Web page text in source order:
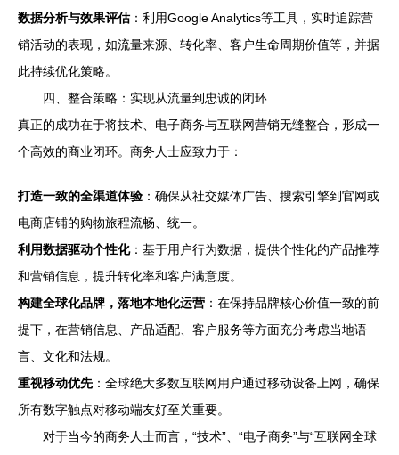
数据分析与效果评估：利用Google Analytics等工具，实时追踪营
销活动的表现，如流量来源、转化率、客户生命周期价值等，并据
此持续优化策略。
四、整合策略：实现从流量到忠诚的闭环
真正的成功在于将技术、电子商务与互联网营销无缝整合，形成一
个高效的商业闭环。商务人士应致力于：
打造一致的全渠道体验 ：确保从社交媒体广告、搜索引擎到官网或
电商店铺的购物旅程流畅、统一。
利用数据驱动个性化：基于用户行为数据，提供个性化的产品推荐
和营销信息，提升转化率和客户满意度。
构建全球化品牌，落地本地化运营 ：在保持品牌核心价值一致的前
提下，在营销信息、产品适配、客户服务等方面充分考虑当地语
言、文化和法规。
重视移动优先：全球绝大多数互联网用户通过移动设备上网，确保
所有数字触点对移动端友好至关重要。
对于当今的商务人士而言，“技术”、“电子商务”与“互联网全球